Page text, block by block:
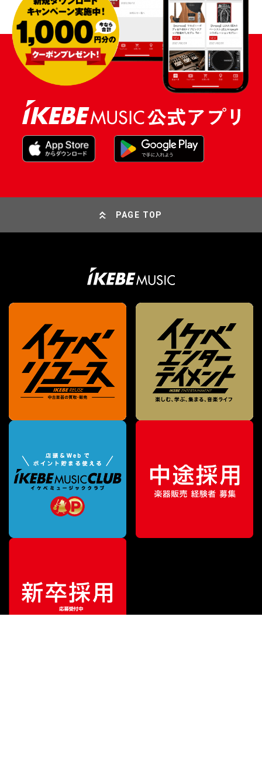
販売価格¥105,840 （税込）
PAGE TOP